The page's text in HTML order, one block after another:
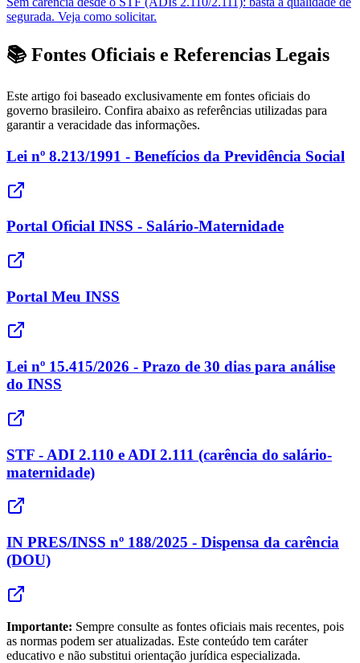
segurada. Veja como solicitar.
📚 Fontes Oficiais e Referencias Legais
Este artigo foi baseado exclusivamente em fontes oficiais do
governo brasileiro. Confira abaixo as referências utilizadas para
garantir a veracidade das informações.
Lei nº 8.213/1991 - Benefícios da Previdência Social
Portal Oficial INSS - Salário-Maternidade
Portal Meu INSS
Lei nº 15.415/2026 - Prazo de 30 dias para análise
do INSS
STF - ADI 2.110 e ADI 2.111 (carência do salário-
maternidade)
IN PRES/INSS nº 188/2025 - Dispensa da carência
(DOU)
Importante: Sempre consulte as fontes oficiais mais recentes, pois
as normas podem ser atualizadas. Este conteúdo tem caráter
educativo e não substitui orientação jurídica especializada.